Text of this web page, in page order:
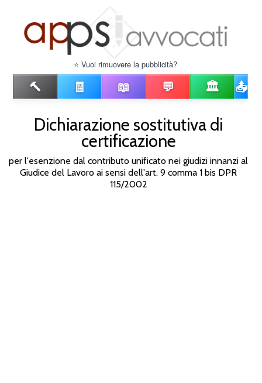
⭐ Vuoi rimuovere la pubblicità?
🔨 🧾 📖 💬 🏛️ 📤
Dichiarazione sostitutiva di
certificazione
per l'esenzione dal contributo unificato nei giudizi innanzi al
Giudice del Lavoro ai sensi dell'art. 9 comma 1 bis DPR
115/2002